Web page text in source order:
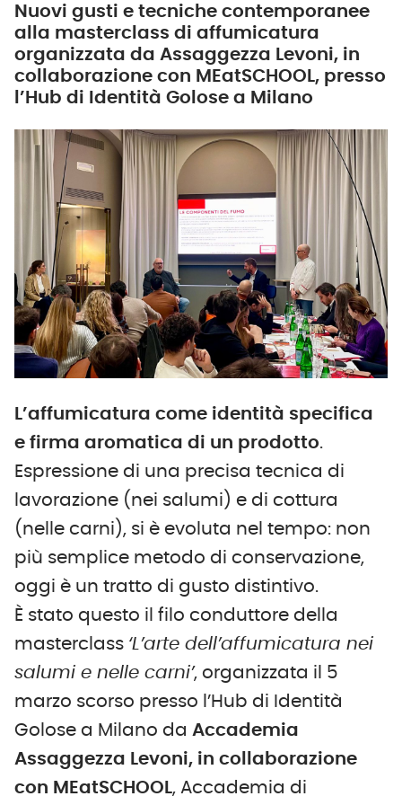
Nuovi gusti e tecniche contemporanee
alla masterclass di affumicatura
organizzata da Assaggezza Levoni, in
collaborazione con MEatSCHOOL, presso
l’Hub di Identità Golose a Milano
L’affumicatura come identità specifica
e firma aromatica di un prodotto.
Espressione di una precisa tecnica di
lavorazione (nei salumi) e di cottura
(nelle carni), si è evoluta nel tempo: non
più semplice metodo di conservazione,
oggi è un tratto di gusto distintivo.
È stato questo il filo conduttore della
masterclass ‘L’arte dell’affumicatura nei
salumi e nelle carni’, organizzata il 5
marzo scorso presso l’Hub di Identità
Golose a Milano da Accademia
Assaggezza Levoni, in collaborazione
con MEatSCHOOL, Accademia di